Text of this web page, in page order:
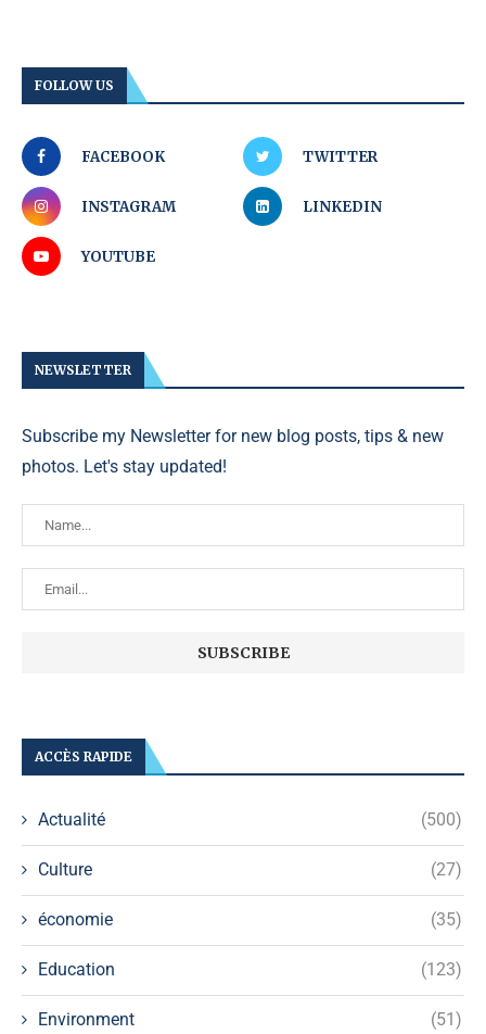
FOLLOW US
FACEBOOK TWITTER
INSTAGRAM LINKEDIN
YOUTUBE
NEWSLETTER
Subscribe my Newsletter for new blog posts, tips & new
photos. Let's stay updated!
ACCÈS RAPIDE
Actualité (500)
Culture (27)
économie (35)
Education (123)
Environment (51)